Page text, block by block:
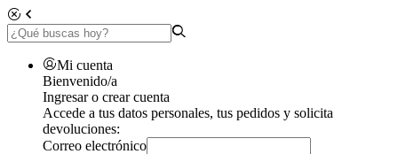
Mi cuenta
Bienvenido/a
Ingresar o crear cuenta
Accede a tus datos personales, tus pedidos y solicita
devoluciones:
Correo electrónico